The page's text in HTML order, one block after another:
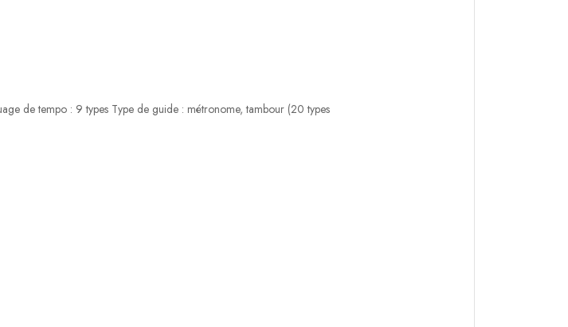
de tempo : 9 types Type de guide : métronome, tambour (20 types